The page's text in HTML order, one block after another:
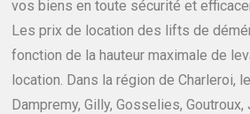
vos biens en toute sécurité et
Les prix de location des lifts de
fonction de la hauteur maximale de
location. Dans la région de Charleroi,
Dampremy, Gilly, Gosselies,